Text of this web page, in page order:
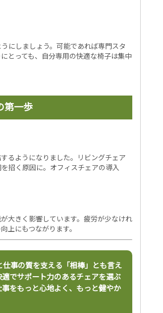
にしましょう。可能であれば専門スタ
とっても、自分専用の快適な椅子は集中
第一歩
るようになりました。リビングチェア
招く原因に。オフィスチェアの導入
大きく影響しています。疲労が少なけれ
上にもつながります。
事の質を支える「相棒」とも言え
でサポート力のあるチェアを選ぶ
をもっと心地よく、もっと健やか